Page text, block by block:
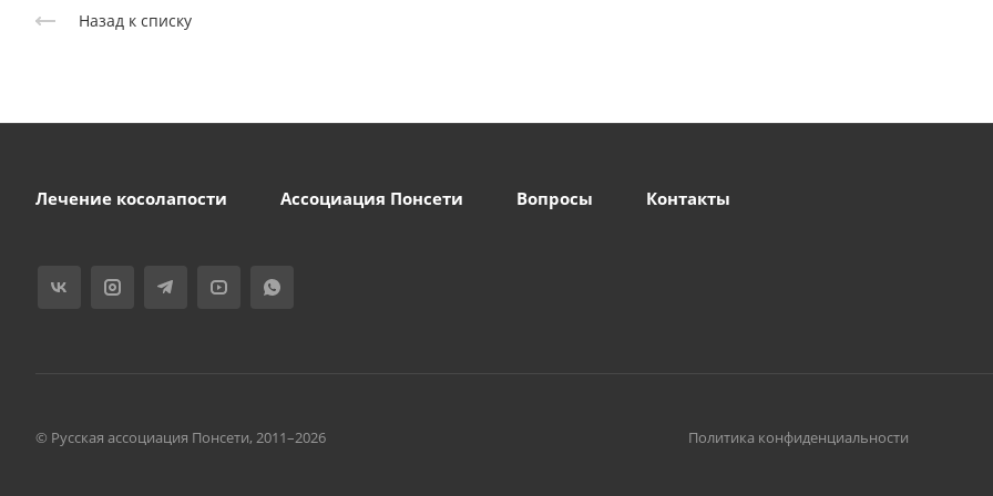
Назад к списку
Лечение косолапости Ассоциация Понсети Вопросы Контакты
© Русская ассоциация Понсети, 2011–2026 Политика конфиденциальности